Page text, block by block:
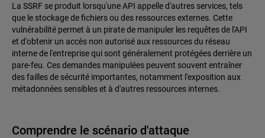
La SSRF se produit lorsqu'une API appelle d'autres services, tels
que le stockage de fichiers ou des ressources externes. Cette
vulnérabilité permet à un pirate de manipuler les requêtes de l'API
et d'obtenir un accès non autorisé aux ressources du réseau
interne de l'entreprise qui sont généralement protégées derrière un
pare-feu. Ces demandes manipulées peuvent souvent entraîner
des failles de sécurité importantes, notamment l'exposition aux
métadonnées sensibles et à d'autres ressources internes.
Comprendre le scénario d'attaque